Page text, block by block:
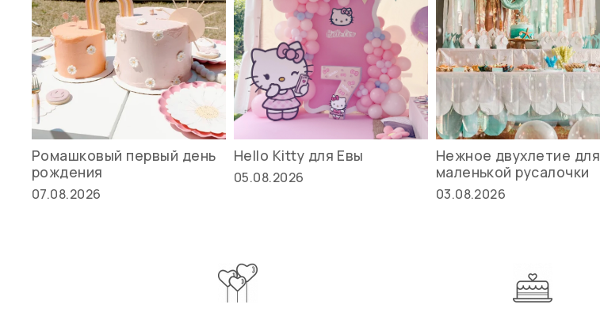
Ромашковый первый день
рождения
07.08.2026
Hello Kitty для Евы
05.08.2026
Нежное двухлетие для
маленькой русалочки
03.08.2026